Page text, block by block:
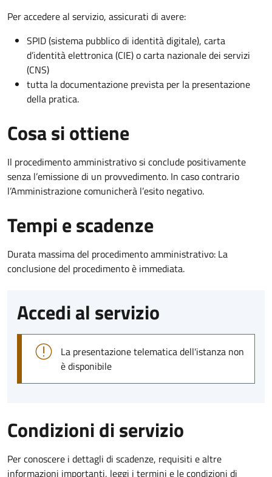
Per accedere al servizio, assicurati di avere:
SPID (sistema pubblico di identità digitale), carta
d’identità elettronica (CIE) o carta nazionale dei servizi
(CNS)
tutta la documentazione prevista per la presentazione
della pratica.
Cosa si ottiene
Il procedimento amministrativo si conclude positivamente
senza l’emissione di un provvedimento. In caso contrario
l’Amministrazione comunicherà l’esito negativo.
Tempi e scadenze
Durata massima del procedimento amministrativo: La
conclusione del procedimento è immediata.
Accedi al servizio
La presentazione telematica dell'istanza non
è disponibile
Condizioni di servizio
Per conoscere i dettagli di scadenze, requisiti e altre
informazioni importanti, leggi i termini e le condizioni di